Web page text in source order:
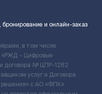
и онлайн-заказ
в том числе
– Цифровые
договора № ЦПР-1282
услуг и Договора
c АО «ФПК»